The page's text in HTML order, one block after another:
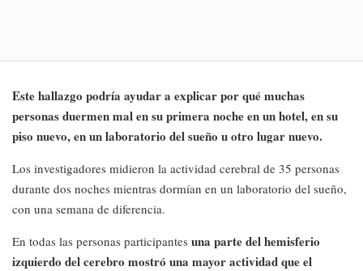
Este hallazgo podría ayudar a explicar por qué muchas
personas duermen mal en su primera noche en un hotel, en su
piso nuevo, en un laboratorio del sueño u otro lugar nuevo.
Los investigadores midieron la actividad cerebral de 35 personas
durante dos noches mientras dormían en un laboratorio del sueño,
con una semana de diferencia.
En todas las personas participantes una parte del hemisferio
izquierdo del cerebro mostró una mayor actividad que el